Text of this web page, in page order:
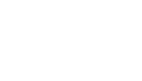
покупателю бесплатно ЛИБО